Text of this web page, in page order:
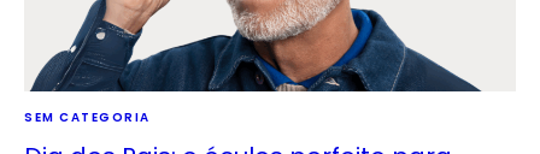
SEM CATEGORIA